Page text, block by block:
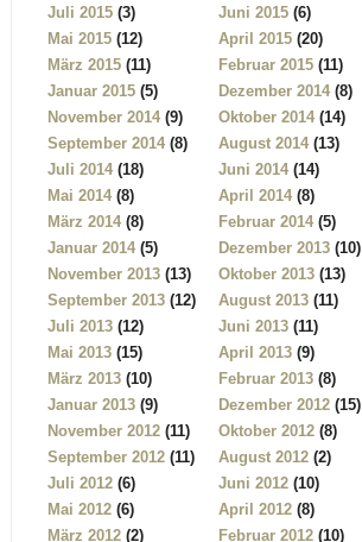
Juli 2015 (3) Juni 2015 (6)
Mai 2015 (12) April 2015 (20)
März 2015 (11) Februar 2015 (11)
Januar 2015 (5) Dezember 2014 (8)
November 2014 (9) Oktober 2014 (14)
September 2014 (8) August 2014 (13)
Juli 2014 (18) Juni 2014 (14)
Mai 2014 (8) April 2014 (8)
März 2014 (8) Februar 2014 (5)
Januar 2014 (5) Dezember 2013 (10)
November 2013 (13) Oktober 2013 (13)
September 2013 (12) August 2013 (11)
Juli 2013 (12) Juni 2013 (11)
Mai 2013 (15) April 2013 (9)
März 2013 (10) Februar 2013 (8)
Januar 2013 (9) Dezember 2012 (15)
November 2012 (11) Oktober 2012 (8)
September 2012 (11) August 2012 (2)
Juli 2012 (6) Juni 2012 (10)
Mai 2012 (6) April 2012 (8)
März 2012 (2) Februar 2012 (10)